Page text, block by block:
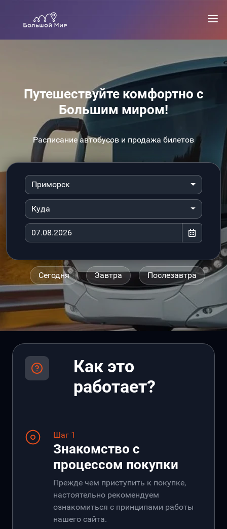
Путешествуйте комфортно с
Большим миром!
Расписание автобусов и продажа билетов
Приморск
Куда
Сегодня Завтра Послезавтра
Как это
работает?
Шаг 1
Знакомство с
процессом покупки
Прежде чем приступить к покупке,
настоятельно рекомендуем
ознакомиться с принципами работы
нашего сайта.